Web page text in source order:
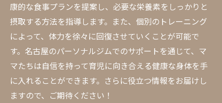
康的な食事プランを提案し、必要な栄養素をしっかりと
摂取する方法を指導します。また、個別のトレーニング
によって、体力を徐々に回復させていくことが可能で
す。名古屋のパーソナルジムでのサポートを通じて、マ
マたちは自信を持って育児に向き合える健康な身体を手
に入れることができます。さらに役立つ情報をお届けし
ますので、ご期待ください！